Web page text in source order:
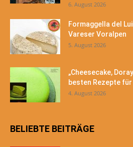
6. August 2026
Formaggella del
Vareser Voralpen
5. August 2026
„Cheesecake,
besten Rezepte für
4. August 2026
BELIEBTE BEITRÄGE